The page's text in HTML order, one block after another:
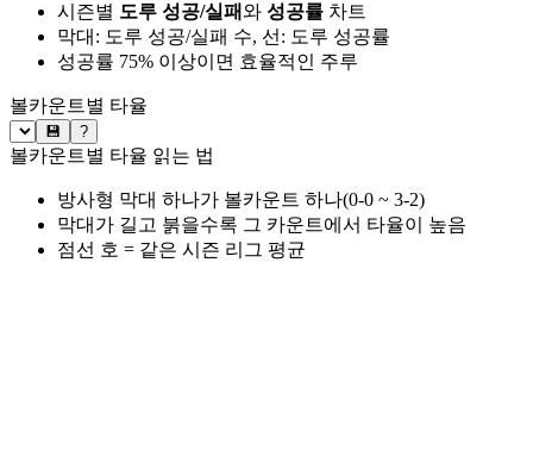
시즌별 도루 성공/실패와 성공률 차트
막대: 도루 성공/실패 수, 선: 도루 성공률
성공률 75% 이상이면 효율적인 주루
볼카운트별 타율
💾 ?
볼카운트별 타율 읽는 법
방사형 막대 하나가 볼카운트 하나(0-0 ~ 3-2)
막대가 길고 붉을수록 그 카운트에서 타율이 높음
점선 호 = 같은 시즌 리그 평균